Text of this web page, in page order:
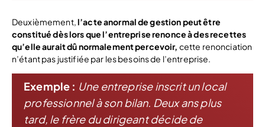
Deuxièmement,l’acte anormal de gestion peut être
constitué dès lors que l’entreprise renonce à des recettes
qu’elle aurait dû normalement percevoir, cette renonciation
n’étant pas justifiée par les besoins de l’entreprise.
Exemple : Une entreprise inscrit un local
professionnel à son bilan. Deux ans plus
tard, le frère du dirigeant décide de